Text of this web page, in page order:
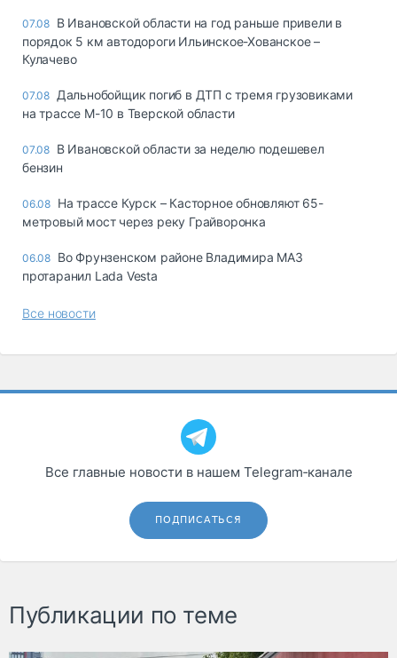
07.08 В Ивановской области на год раньше привели в
порядок 5 км автодороги Ильинское-Хованское –
Кулачево
07.08 Дальнобойщик погиб в ДТП с тремя грузовиками
на трассе М-10 в Тверской области
07.08 В Ивановской области за неделю подешевел
бензин
06.08 На трассе Курск – Касторное обновляют 65-
метровый мост через реку Грайворонка
06.08 Во Фрунзенском районе Владимира МАЗ
протаранил Lada Vesta
Все новости
Все главные новости в нашем Telegram‑канале
ПОДПИСАТЬСЯ
Публикации по теме